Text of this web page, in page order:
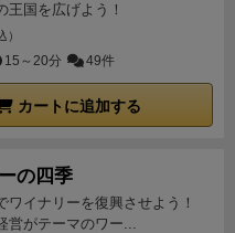
はとりあえず泣くしかない。
やめてください死んでしまい
の移動が1APで好きなところ
襲来バッグから弾丸を3つ取っ
を使って
STGをモチーフにしておきな
なかった唯一の ボム持ち
王国を広げよう！
）
15～20分 49件
カートに追加する
の四季
ワイナリーを復興させよう！
営がテーマのワー...